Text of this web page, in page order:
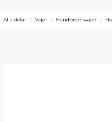
Alla delar Vajer Handbromsvajer